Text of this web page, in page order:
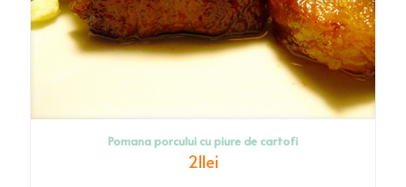
Pomana porcului cu piure de cartofi
21lei